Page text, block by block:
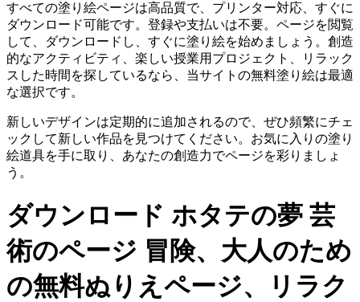
すべての塗り絵ページは高品質で、プリンター対応、すぐに
ダウンロード可能です。登録や支払いは不要。ページを閲覧
して、ダウンロードし、すぐに塗り絵を始めましょう。創造
的なアクティビティ、楽しい授業用プロジェクト、リラック
スした時間を探しているなら、当サイトの無料塗り絵は最適
な選択です。
新しいデザインは定期的に追加されるので、ぜひ頻繁にチェ
ックして新しい作品を見つけてください。お気に入りの塗り
絵道具を手に取り、あなたの創造力でページを彩りましょ
う。
ダウンロード ホタテの夢 芸
術のページ 冒険、大人のため
の無料ぬりえページ、リラク